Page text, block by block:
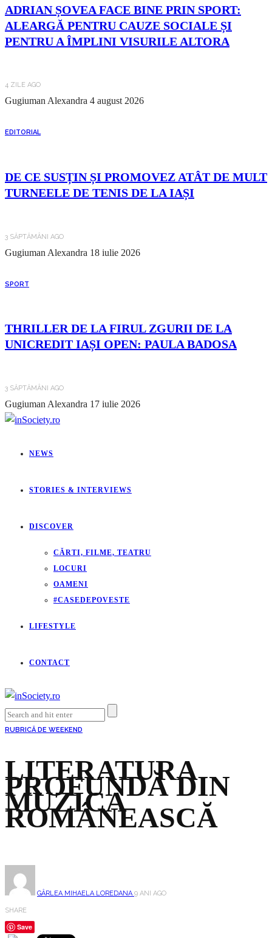
ADRIAN ȘOVEA FACE BINE PRIN SPORT:
ALEARGĂ PENTRU CAUZE SOCIALE ȘI
PENTRU A ÎMPLINI VISURILE ALTORA
4 ZILE AGO
Gugiuman Alexandra 4 august 2026
EDITORIAL
DE CE SUSȚIN ȘI PROMOVEZ ATÂT DE MULT
TURNEELE DE TENIS DE LA IAȘI
3 SĂPTĂMÂNI AGO
Gugiuman Alexandra 18 iulie 2026
SPORT
THRILLER DE LA FIRUL ZGURII DE LA
UNICREDIT IAȘI OPEN: PAULA BADOSA
3 SĂPTĂMÂNI AGO
Gugiuman Alexandra 17 iulie 2026
NEWS
STORIES & INTERVIEWS
DISCOVER
CĂRTI, FILME, TEATRU
LOCURI
OAMENI
#CASEDEPOVESTE
LIFESTYLE
CONTACT
RUBRICĂ DE WEEKEND
LITERATURA
PROFUNDĂ DIN
MUZICA
ROMÂNEASCĂ
GÂRLEA MIHAELA LOREDANA9 ANI AGO
SHARE
Save